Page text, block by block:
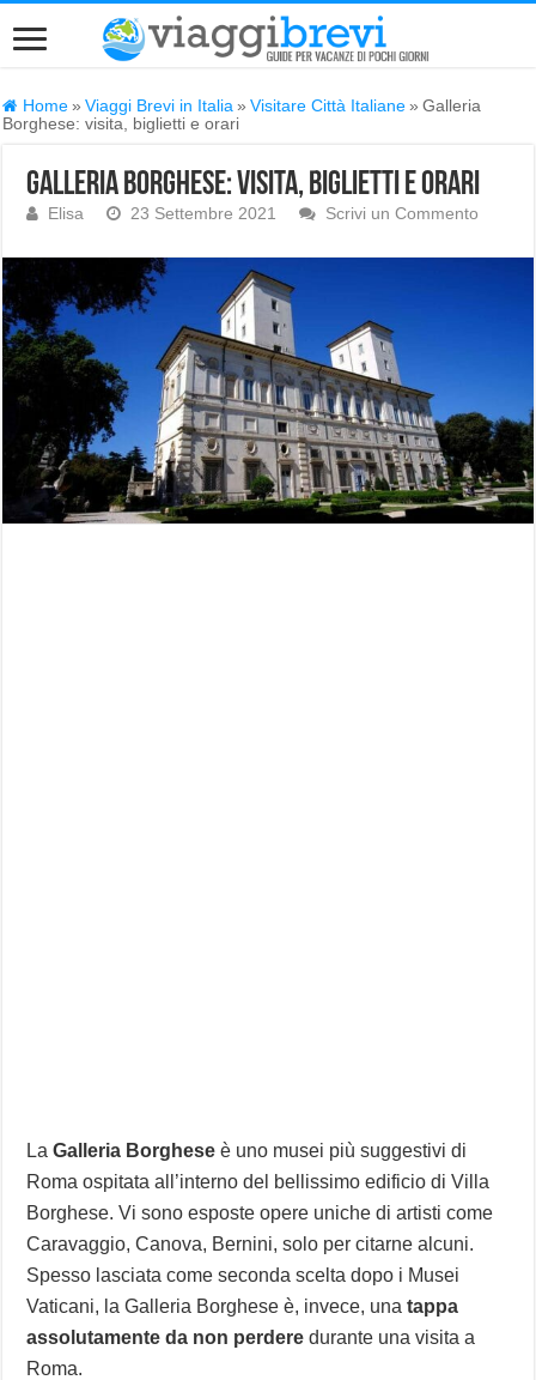
Home » Viaggi Brevi in Italia » Visitare Città Italiane » Galleria
Borghese: visita, biglietti e orari
Galleria Borghese: visita, biglietti e orari
Elisa 23 Settembre 2021 Scrivi un Commento
LaGalleria Borghese è uno musei più suggestivi di
Roma ospitata all’interno del bellissimo edificio di Villa
Borghese. Vi sono esposte opere uniche di artisti come
Caravaggio, Canova, Bernini, solo per citarne alcuni.
Spesso lasciata come seconda scelta dopo i Musei
Vaticani, la Galleria Borghese è, invece, una tappa
assolutamente da non perdere durante una visita a
Roma.